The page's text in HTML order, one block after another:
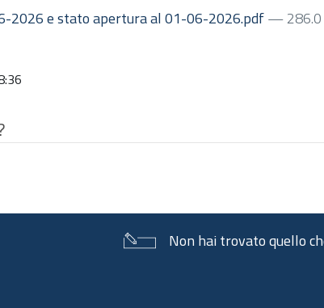
2026 e stato apertura al 01-06-2026.pdf— 286.0
Non hai trovato quello